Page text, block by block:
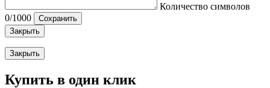
Количество символов
0/1000
Сохранить
Закрыть
Закрыть
Купить в один клик